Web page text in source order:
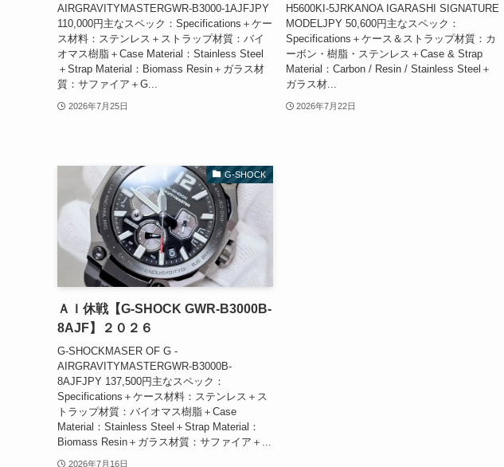
AIRGRAVITYMASTERGWR-B3000-1AJFJPY
110,000円主なスペック：Specifications＋ケー
ス材料：ステンレス＋ストラップ材質：バイ
オマス樹脂＋Case Material：Stainless Steel
＋Strap Material：Biomass Resin＋ガラス材
質：サファイア＋G...
2026年7月25日
H5600KI-5JRKANOA IGARASHI SIGNATURE
MODELJPY 50,600円主なスペック：
Specifications＋ケース＆ストラップ材質：カ
ーボン・樹脂・ステンレス＋Case & Strap
Material：Carbon / Resin / Stainless Steel＋
ガラス材...
2026年7月22日
G-SHOCK
ＡＩ休戦【G-SHOCK GWR-B3000B-
8AJF】２０２６
G-SHOCKMASER OF G -
AIRGRAVITYMASTERGWR-B3000B-
8AJFJPY 137,500円主なスペック：
Specifications＋ケース材料：ステンレス＋ス
トラップ材質：バイオマス樹脂＋Case
Material：Stainless Steel＋Strap Material：
Biomass Resin＋ガラス材質：サファイア＋...
2026年7月16日